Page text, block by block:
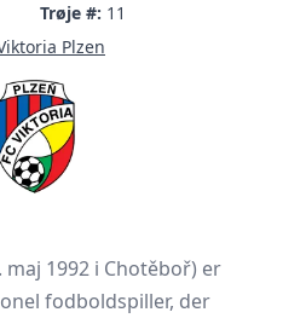
Trøje #: 11
Plzen
1992 i Chotěboř) er
fodboldspiller, der